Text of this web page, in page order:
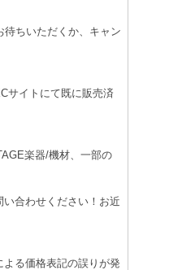
ちいただくか、キャン
サイトにて既に販売済
楽器/機材、一部の
合わせください！お近
る価格表記の誤りが発